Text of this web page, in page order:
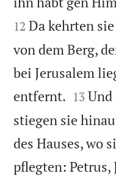
12 Da kehrten
von dem Berg,
bei Jerusalem
entfernt. 

13
stiegen sie
des Hauses, wo
pflegten: Petrus,